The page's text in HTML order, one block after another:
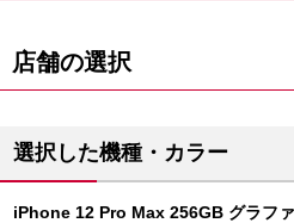
店舗の選択
選択した機種・カラー
iPhone 12 Pro Max 256GB グラフ